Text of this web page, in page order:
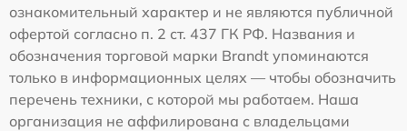
ознакомительный характер и не являются публичной
офертой согласно п. 2 ст. 437 ГК РФ. Названия и
обозначения торговой марки Brandt упоминаются
только в информационных целях — чтобы обозначить
перечень техники, с которой мы работаем. Наша
организация не аффилирована с владельцами